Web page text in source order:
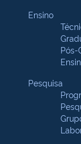
Ensino
Pós-
Pesquisa